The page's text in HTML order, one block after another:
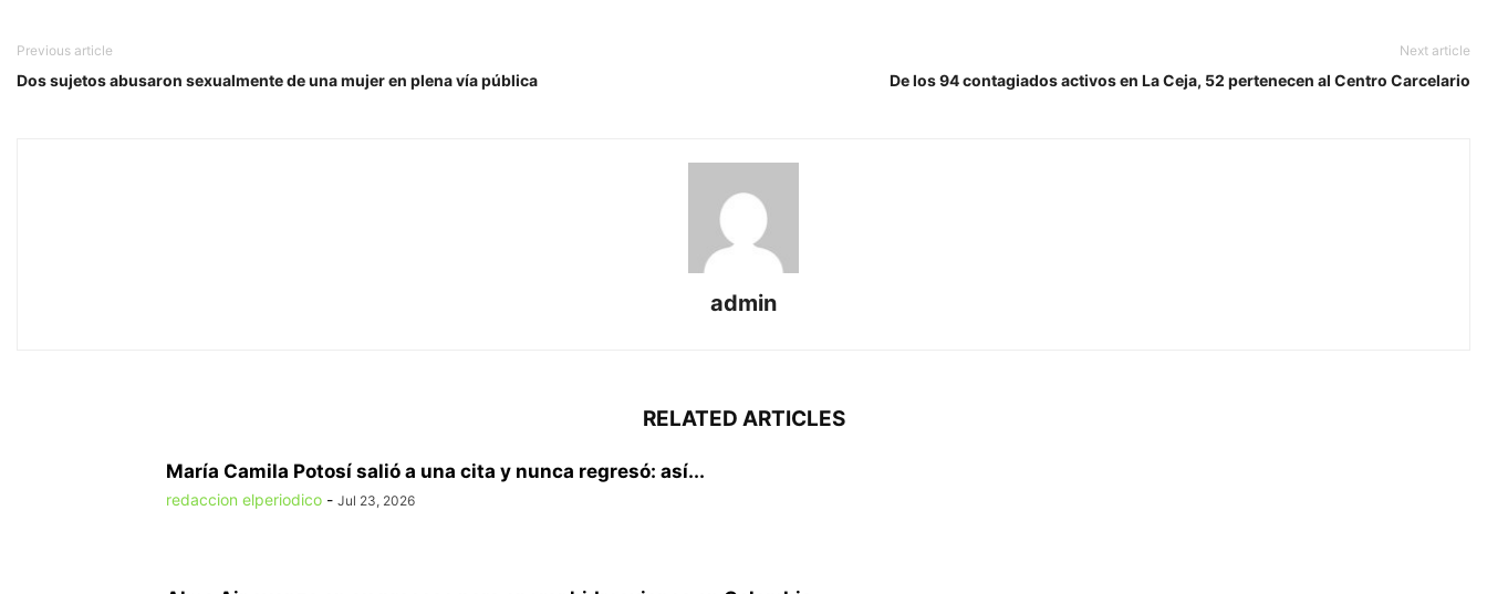
Previous article
Dos sujetos abusaron sexualmente de una mujer en plena vía pública
Next article
De los 94 contagiados activos en La Ceja, 52 pertenecen al Centro Carcelario
admin
RELATED ARTICLES
María Camila Potosí salió a una cita y nunca regresó: así...
redaccion elperiodico - Jul 23, 2026